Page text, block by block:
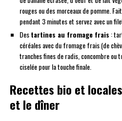
rouges ou des morceaux de pomme.
pendant 3 minutes et servez avec un
Destartines au fromage frais :
céréales avec du fromage frais (de
tranches fines de radis, concombre ou
ciselée pour la touche finale.
Recettes bio et
et le dîner